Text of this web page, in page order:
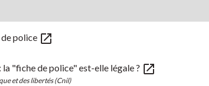
police open_in_new
"fiche de police" est-elle légale ? open_in_new
et des libertés (Cnil)